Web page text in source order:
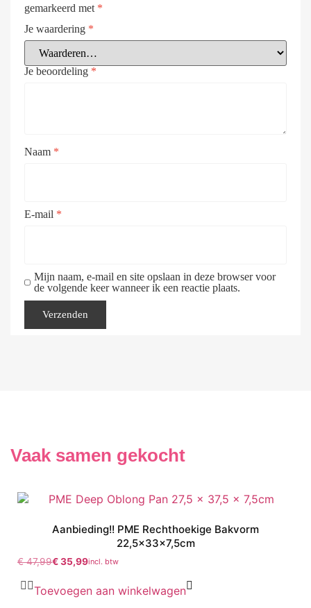
gemarkeerd met *
Je waardering *
Je beoordeling *
Naam *
E-mail *
Mijn naam, e-mail en site opslaan in deze browser voor
de volgende keer wanneer ik een reactie plaats.
Vaak samen gekocht
Aanbieding!! PME Rechthoekige Bakvorm
22,5x33x7,5cm
€47,99€35,99incl. btw
Toevoegen aan winkelwagen